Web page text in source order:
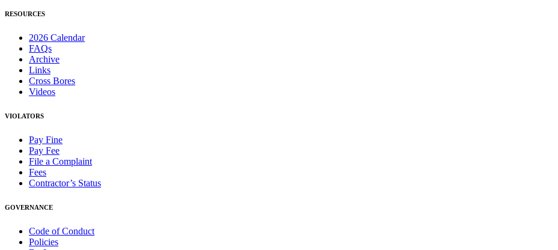
RESOURCES
2026 Calendar
FAQs
Archive
Links
Cross Bores
Videos
VIOLATORS
Pay Fine
Pay Fee
File a Complaint
Fees
Contractor’s Status
GOVERNANCE
Code of Conduct
Policies